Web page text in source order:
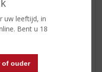
uw leeftijd, in
Bent u 18
of ouder